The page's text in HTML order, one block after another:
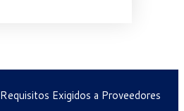
Requisitos Exigidos a Proveedores